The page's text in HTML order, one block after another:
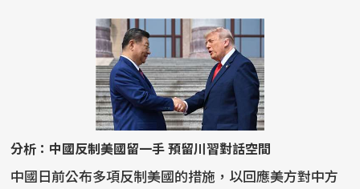
分析：中國反制美國留一手 預留川習對話空間
中國日前公布多項反制美國的措施，以回應美方對中方